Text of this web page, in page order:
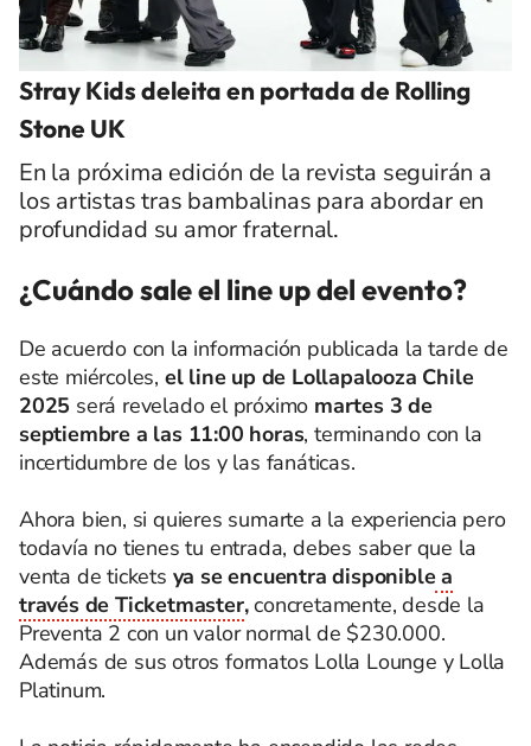
Stray Kids deleita en portada de Rolling
Stone UK
En la próxima edición de la revista seguirán a
los artistas tras bambalinas para abordar en
profundidad su amor fraternal.
¿Cuándo sale el line up del evento?
De acuerdo con la información publicada la tarde de
este miércoles, el line up de Lollapalooza Chile
2025 será revelado el próximo martes 3 de
septiembre a las 11:00 horas, terminando con la
incertidumbre de los y las fanáticas.
Ahora bien, si quieres sumarte a la experiencia pero
todavía no tienes tu entrada, debes saber que la
venta de tickets ya se encuentra disponiblea
través de Ticketmaster,concretamente, desde la
Preventa 2 con un valor normal de $230.000.
Además de sus otros formatos Lolla Lounge y Lolla
Platinum.